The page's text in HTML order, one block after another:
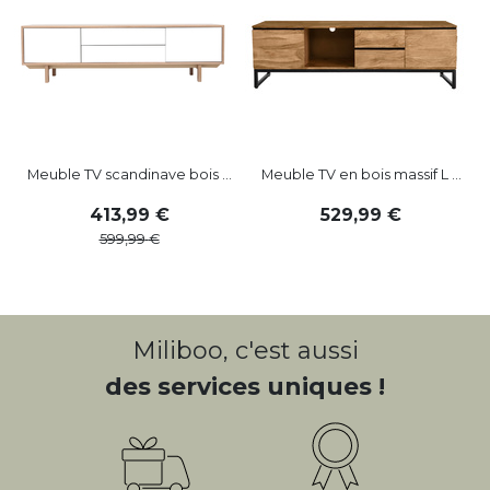
Meuble TV scandinave bois ...
413,99
599,99
Meuble TV en bois massif L ...
529,99
Miliboo, c'est aussi
des services uniques !